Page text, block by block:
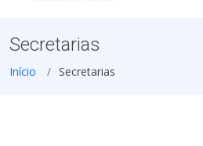
Secretarias
Início Secretarias